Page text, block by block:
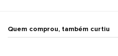
Quem comprou, também curtiu